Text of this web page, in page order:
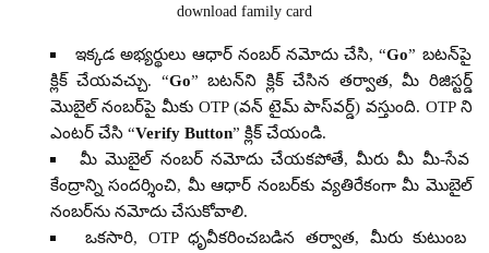
download family card
ఇక్కడ అభ్యర్థులు ఆధార్ నంబర్ నమోదు చేసి, “Go” బటన్‌పై
క్లిక్ చేయవచ్చు. “Go” బటన్‌ని క్లిక్ చేసిన తర్వాత, మీ రిజిస్టర్డ్
మొబైల్ నంబర్‌పై మీకు OTP (వన్ టైమ్ పాస్‌వర్డ్) వస్తుంది. OTP ని
ఎంటర్ చేసి “Verify Button” క్లిక్ చేయండి.
మీ మొబైల్ నంబర్ నమోదు చేయకపోతే, మీరు మీ మీ-సేవ
కేంద్రాన్ని సందర్శించి, మీ ఆధార్ నంబర్‌కు వ్యతిరేకంగా మీ మొబైల్
నంబర్‌ను నమోదు చేసుకోవాలి.
ఒకసారి, OTP ధృవీకరించబడిన తర్వాత, మీరు కుటుంబ